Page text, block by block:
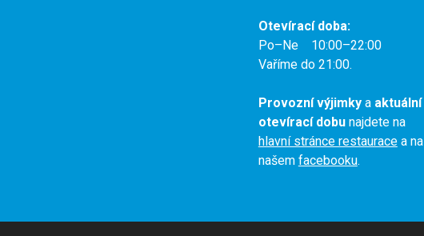
Otevírací doba:
Po–Ne 10:00–22:00
Vaříme do 21:00.
Provozní výjimkya aktuální
otevírací dobunajdete na
hlavní stránce restauracea na
našem facebooku.